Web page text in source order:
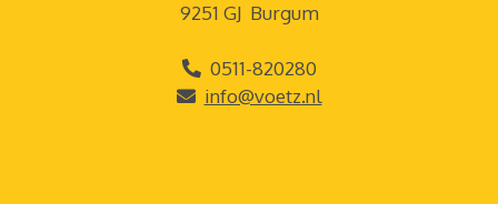
9251 GJ Burgum
0511-820280
info@voetz.nl